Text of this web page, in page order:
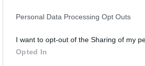
Personal Data Processing Opt Outs
I want to opt-out of the Sharing of my
Opted In
se v roce 2011 stalo na Ptačím